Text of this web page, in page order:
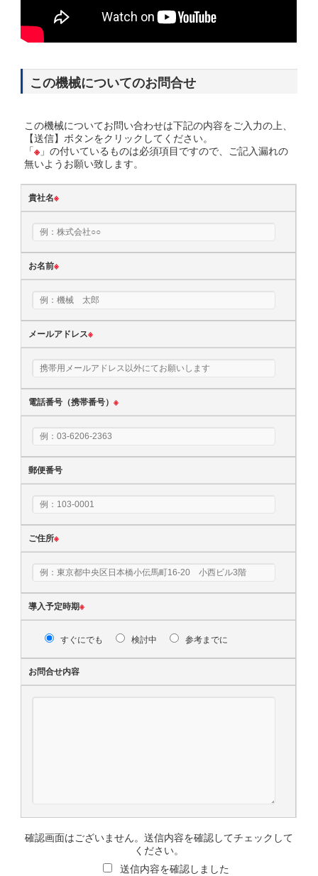
この機械についてのお問合せ
この機械についてお問い合わせは下記の内容をご入力の上、
【送信】ボタンをクリックしてください。
「※ 」の付いているものは必須項目ですので、ご記入漏れの
無いようお願い致します。
貴社名※
お名前※
メールアドレス※
電話番号（携帯番号）※
郵便番号
ご住所※
導入予定時期※
すぐにでも 検討中 参考までに
お問合せ内容
確認画面はございません。送信内容を確認してチェックして
ください。
送信内容を確認しました